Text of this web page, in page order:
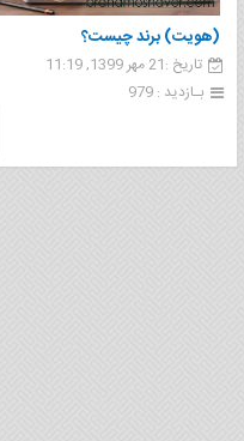
(هویت) برند چیست؟
تاریخ :21 مهر 1399, 11:19
بـازدید : 979